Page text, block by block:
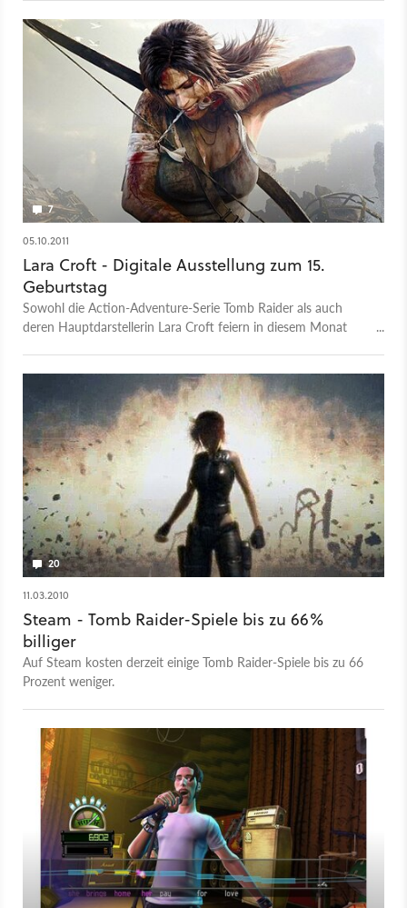
7
05.10.2011
Lara Croft - Digitale Ausstellung zum 15.
Geburtstag
Sowohl die Action-Adventure-Serie Tomb Raider als auch
deren Hauptdarstellerin Lara Croft feiern in diesem Monat
20
11.03.2010
Steam - Tomb Raider-Spiele bis zu 66%
billiger
Auf Steam kosten derzeit einige Tomb Raider-Spiele bis zu 66
Prozent weniger.